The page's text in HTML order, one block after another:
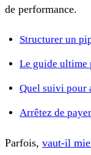
de performance.
Structurer un
Le guide ultime
Quel suivi pour
Arrêtez de
Parfois, vaut-il